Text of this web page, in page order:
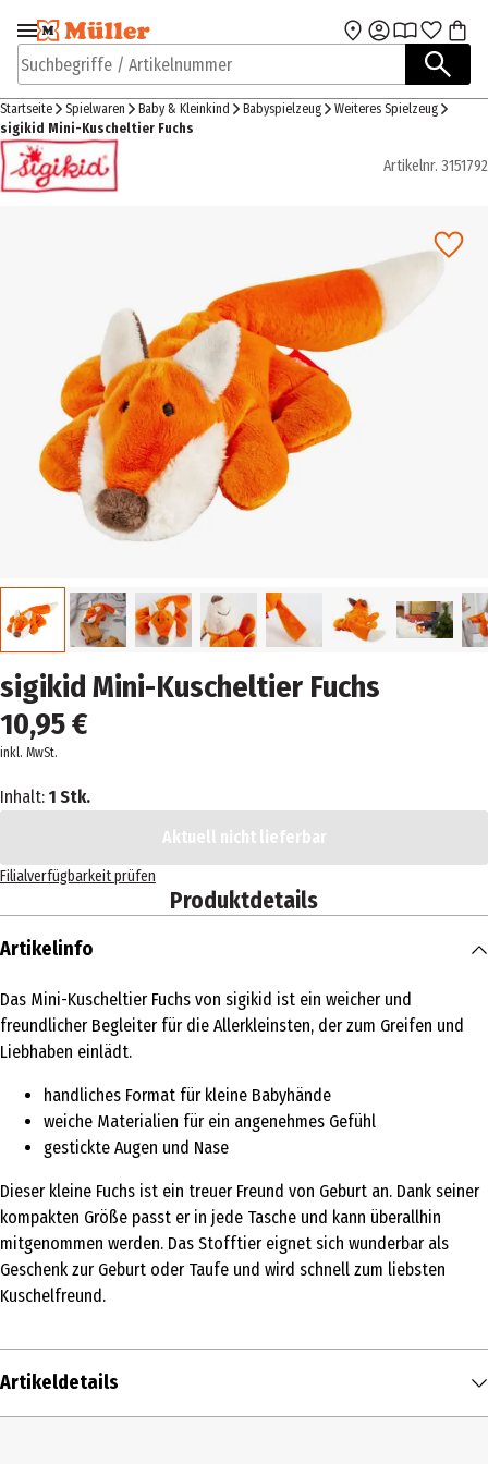
Zur Navigation
springen
Zum Hauptinhalt
Suchbegriffe / Artikelnummer
Startseite Spielwaren Baby & Kleinkind Babyspielzeug
Weiteres Spielzeug
sigikid Mini-Kuscheltier Fuchs
Artikelnr. 3151792
sigikid Mini-Kuscheltier Fuchs
10,95 €
inkl. MwSt.
Inhalt: 1 Stk.
Aktuell nicht lieferbar
Filialverfügbarkeit prüfen
Produktdetails
Artikelinfo
Das Mini-Kuscheltier Fuchs von sigikid ist ein weicher und
freundlicher Begleiter für die Allerkleinsten, der zum Greifen und
Liebhaben einlädt.
handliches Format für kleine Babyhände
weiche Materialien für ein angenehmes Gefühl
gestickte Augen und Nase
Dieser kleine Fuchs ist ein treuer Freund von Geburt an. Dank seiner
kompakten Größe passt er in jede Tasche und kann überallhin
mitgenommen werden. Das Stofftier eignet sich wunderbar als
Geschenk zur Geburt oder Taufe und wird schnell zum liebsten
Kuschelfreund.
Artikeldetails